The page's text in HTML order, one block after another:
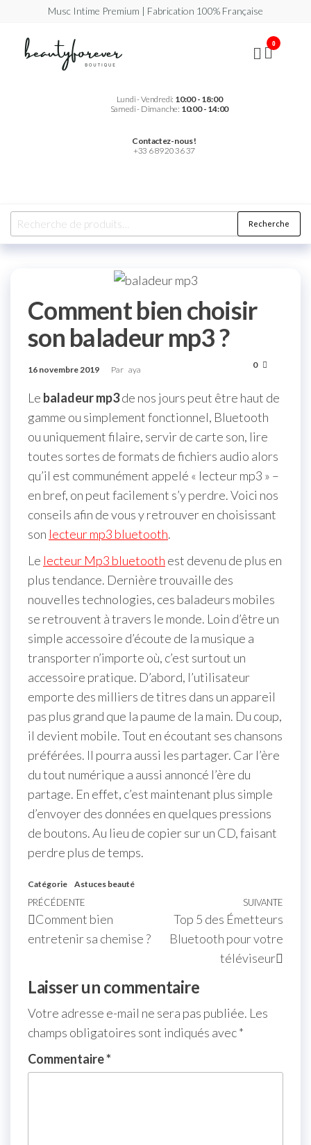
Musc Intime Premium | Fabrication 100% Française
Beautyforever
Lundi - Vendredi: 10:00 - 18:00
Samedi - Dimanche: 10:00 - 14:00
Contactez-nous !
+33 6 89 20 36 37
0
Recherche
Comment bien choisir
son baladeur mp3 ?
16 novembre 2019 Par aya 0
Le baladeur mp3de nos jours peut être haut de
gamme ou simplement fonctionnel, Bluetooth
ou uniquement filaire, servir de carte son, lire
toutes sortes de formats de fichiers audio alors
qu’il est communément appelé « lecteur mp3 » –
en bref, on peut facilement s’y perdre. Voici nos
conseils afin de vous y retrouver en choisissant
son lecteur mp3 bluetooth.
Le lecteur Mp3 bluetooth est devenu de plus en
plus tendance. Dernière trouvaille des
nouvelles technologies, ces baladeurs mobiles
se retrouvent à travers le monde. Loin d’être un
simple accessoire d’écoute de la musique a
transporter n’importe où, c’est surtout un
accessoire pratique. D’abord, l’utilisateur
emporte des milliers de titres dans un appareil
pas plus grand que la paume de la main. Du coup,
il devient mobile. Tout en écoutant ses chansons
préférées. Il pourra aussi les partager. Car l’ère
du tout numérique a aussi annoncé l’ère du
partage. En effet, c’est maintenant plus simple
d’envoyer des données en quelques pressions
de boutons. Au lieu de copier sur un CD, faisant
perdre plus de temps.
Catégorie Astuces beauté
PRÉCÉDENTE
Comment bien
entretenir sa chemise ?
SUIVANTE
Top 5 des Émetteurs
Bluetooth pour votre
téléviseur
Laisser un commentaire
Votre adresse e-mail ne sera pas publiée. Les
champs obligatoires sont indiqués avec*
Commentaire*